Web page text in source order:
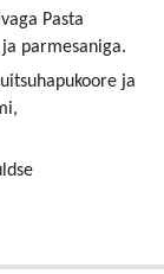
Pasta
parmesaniga.
ja